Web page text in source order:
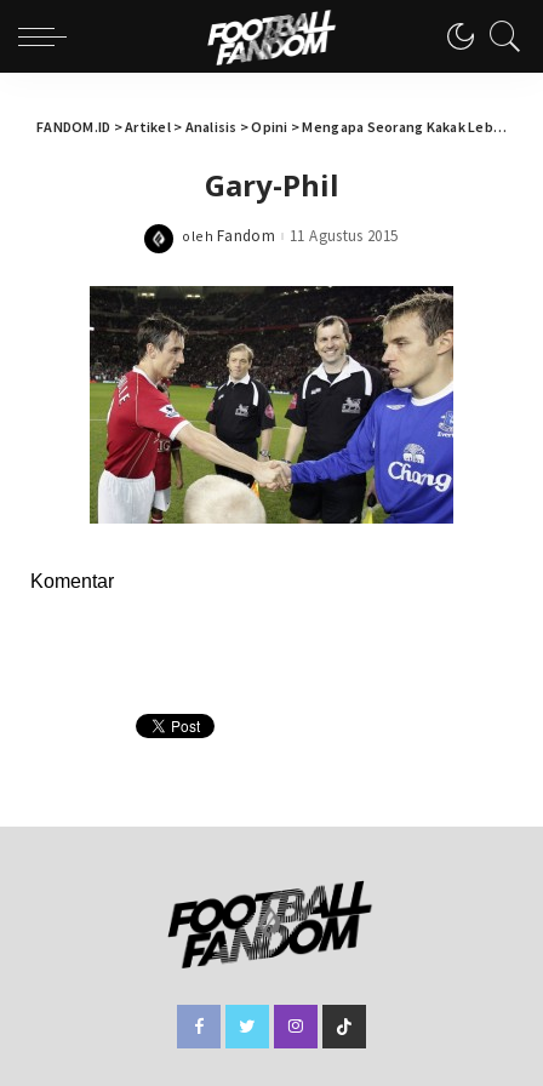
FANDOM.ID >Artikel> Analisis >Opini >Mengapa Seorang Kakak Lebih Sukses Dibanding Adiknya Jika Sama-Sama Berkarir di Dunia Sepak Bola?
Gary-Phil
Posted
oleh Fandom 11 Agustus 2015
Komentar